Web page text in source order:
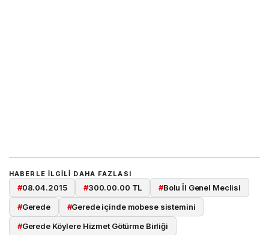
HABERLE ILGILI DAHA FAZLASI
#08.04.2015 #300.00.00 TL #Bolu İl Genel Meclisi
#Gerede #Gerede içinde mobese sistemini
#Gerede Köylere Hizmet Götürme Birliği